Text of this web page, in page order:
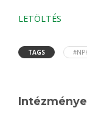
LETÖLTÉS
TAGS